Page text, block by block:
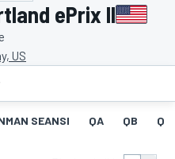
ePrix II
US
SEANSI QA QB